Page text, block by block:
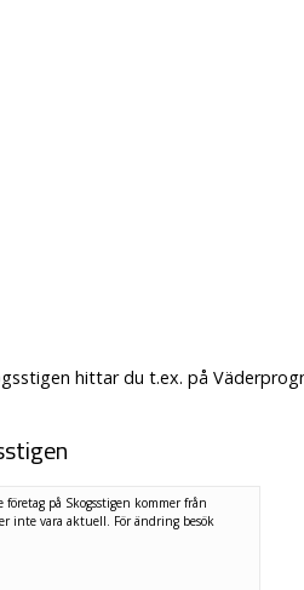
hittar du t.ex. på
på Skogsstigen kommer från
inte vara aktuell. För ändring besök